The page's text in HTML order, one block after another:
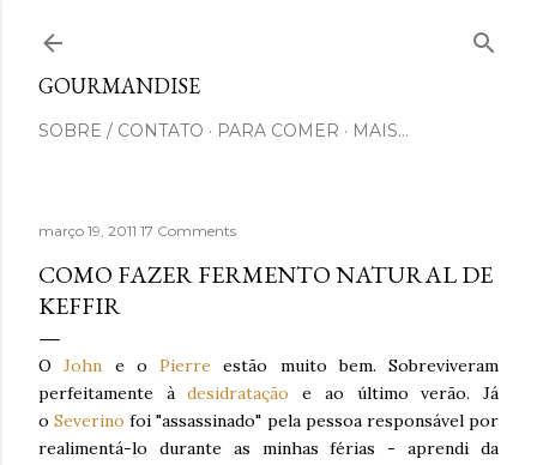
GOURMANDISE
SOBRE / CONTATO PARA COMER MAIS…
março 19, 2011 17 Comments
COMO FAZER FERMENTO NATURAL DE
KEFFIR
OJohn e o Pierre estão muito bem. Sobreviveram
perfeitamente àdesidratação e ao último verão. Já
oSeverino foi "assassinado" pela pessoa responsável por
realimentá-lo durante as minhas férias - aprendi da